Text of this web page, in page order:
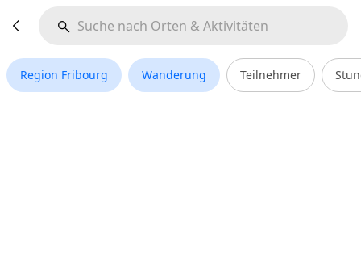
Region Fribourg Wanderung Teilnehmer